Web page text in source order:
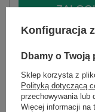
Zadzwoń
+48
skład materiału : 90%
sposób prania : pranie
Konfiguracja
Dbamy o
Sklep korzysta z
Polityką dotyczącą
przechowywania lub
Więcej informacji na